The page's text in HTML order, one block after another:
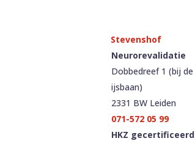
Neurorevalidatie
Dobbedreef 1 (bij de
ijsbaan)
2331 BW Leiden
071-572 05 99
HKZ gecertificeerd